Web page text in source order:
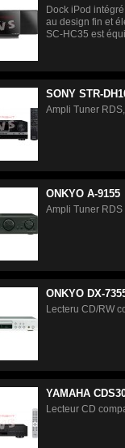
Dock iPod
au design fin et
SC-HC35 est
SONY STR-
Ampli Tuner
ONKYO A-9155
Ampli Tuner RDS
ONKYO DX-
Lecteru CD/RW
YAMAHA
Lecteur CD